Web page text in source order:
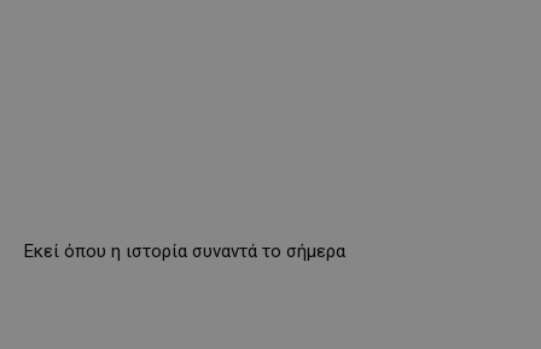
Εκεί όπου η ιστορία συναντά το σήμερα